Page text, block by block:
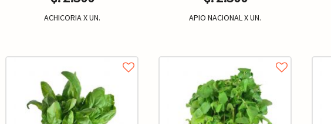
ACHICORIA X UN. APIO NACIONAL X UN.